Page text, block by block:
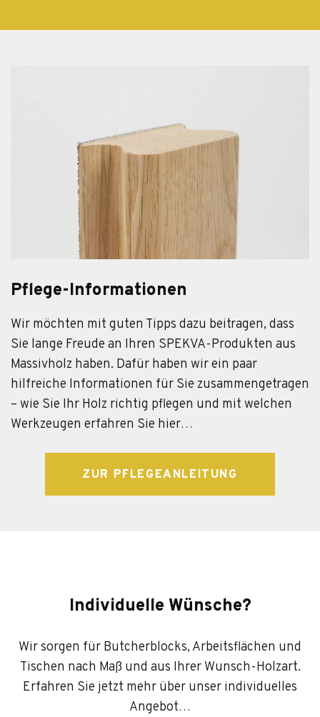
Pflege-Informationen
Wir möchten mit guten Tipps dazu beitragen, dass
Sie lange Freude an Ihren SPEKVA-Produkten aus
Massivholz haben. Dafür haben wir ein paar
hilfreiche Informationen für Sie zusammengetragen
– wie Sie Ihr Holz richtig pflegen und mit welchen
Werkzeugen erfahren Sie hier…
ZUR PFLEGEANLEITUNG
Individuelle Wünsche?
Wir sorgen für Butcherblocks, Arbeitsflächen und
Tischen nach Maß und aus Ihrer Wunsch-Holzart.
Erfahren Sie jetzt mehr über unser individuelles
Angebot…